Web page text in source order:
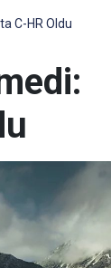
C-HR Oldu